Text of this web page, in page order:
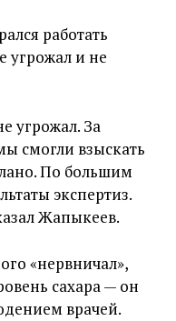
работать
угрожал и не
угрожал. За
смогли взыскать
По большим
экспертиз.
Жапыкеев.
«нервничал»,
сахара — он
врачей.